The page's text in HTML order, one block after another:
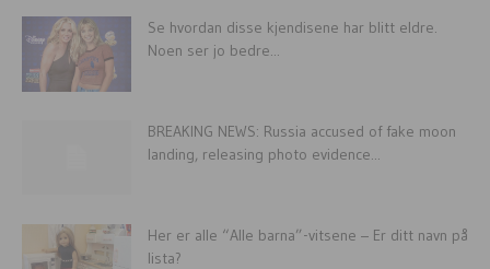
Se hvordan disse kjendisene har blitt eldre.
Noen ser jo bedre...
BREAKING NEWS: Russia accused of fake moon
landing, releasing photo evidence...
Her er alle “Alle barna”-vitsene – Er ditt navn på
lista?